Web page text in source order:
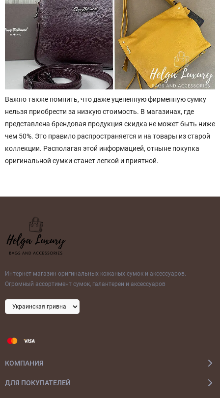
Важно также помнить, что даже уцененную фирменную сумку
нельзя приобрести за низкую стоимость. В магазинах, где
представлена брендовая продукция скидка не может быть ниже
чем 50%. Это правило распространяется и на товары из старой
коллекции. Располагая этой информацией, отныне покупка
оригинальной сумки станет легкой и приятной.
Интернет магазин оригинальных кожаных сумок и аксессуаров.
Огромный ассортимент сумок, галантереи и аксессуаров
КОМПАНИЯ
ДЛЯ ПОКУПАТЕЛЕЙ